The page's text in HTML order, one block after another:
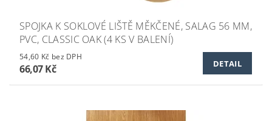
SPOJKA K SOKLOVÉ LIŠTĚ MĚKČENÉ, SALAG 56 MM,
PVC, CLASSIC OAK (4 KS V BALENÍ)
54,60 Kč bez DPH
66,07 Kč DETAIL